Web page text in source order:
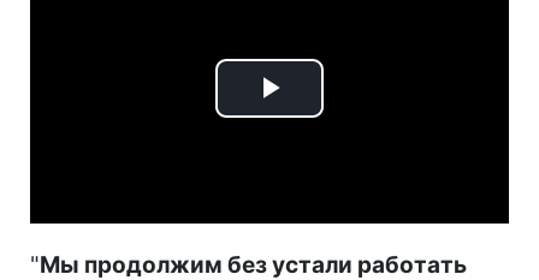
Play
"Мы продолжим без устали работать